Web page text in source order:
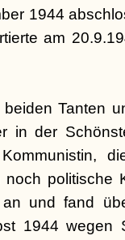
1944
am
Tanten
in der
politische
und fand
1944 wegen